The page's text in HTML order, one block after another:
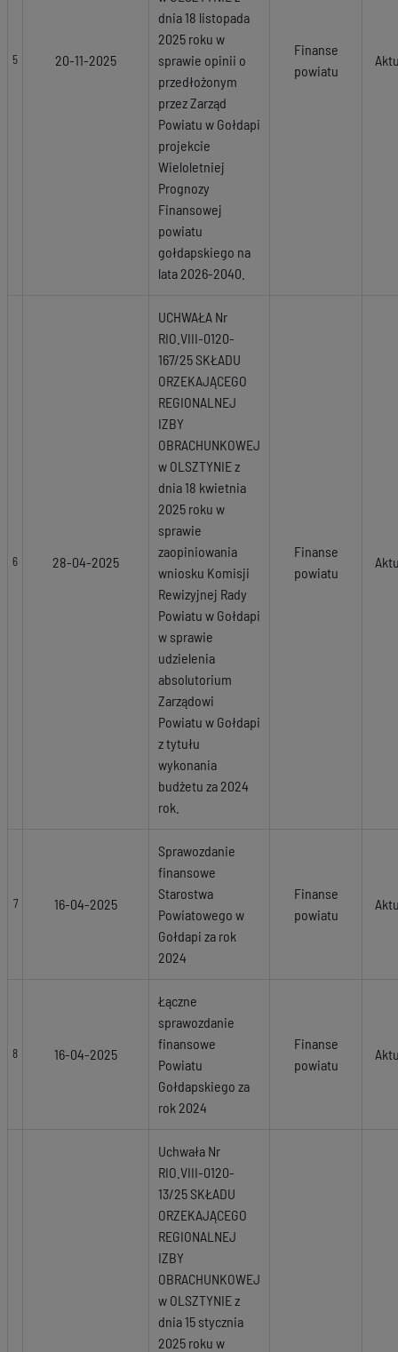
5 20-11-2025
dnia 18 listopada
2025 roku w
sprawie opinii o
przedłożonym
przez Zarząd
Powiatu w Gołdapi
projekcie
Wieloletniej
Prognozy
Finansowej
powiatu
gołdapskiego na
lata 2026-2040.
Finanse
powiatu
6 28-04-2025
UCHWAŁA Nr
RIO.VIII-0120-
167/25 SKŁADU
ORZEKAJĄCEGO
REGIONALNEJ
IZBY
OBRACHUNKOWEJ
w OLSZTYNIE z
dnia 18 kwietnia
2025 roku w
sprawie
zaopiniowania
wniosku Komisji
Rewizyjnej Rady
Powiatu w Gołdapi
w sprawie
udzielenia
absolutorium
Zarządowi
Powiatu w Gołdapi
z tytułu
wykonania
budżetu za 2024
rok.
Finanse
powiatu
7 16-04-2025
Sprawozdanie
finansowe
Starostwa
Powiatowego w
Gołdapi za rok
2024
Finanse
powiatu
8 16-04-2025
Łączne
sprawozdanie
finansowe
Powiatu
Gołdapskiego za
rok 2024
Finanse
powiatu
Uchwała Nr
RIO.VIII-0120-
13/25 SKŁADU
ORZEKAJĄCEGO
REGIONALNEJ
IZBY
OBRACHUNKOWEJ
w OLSZTYNIE z
dnia 15 stycznia
2025 roku w